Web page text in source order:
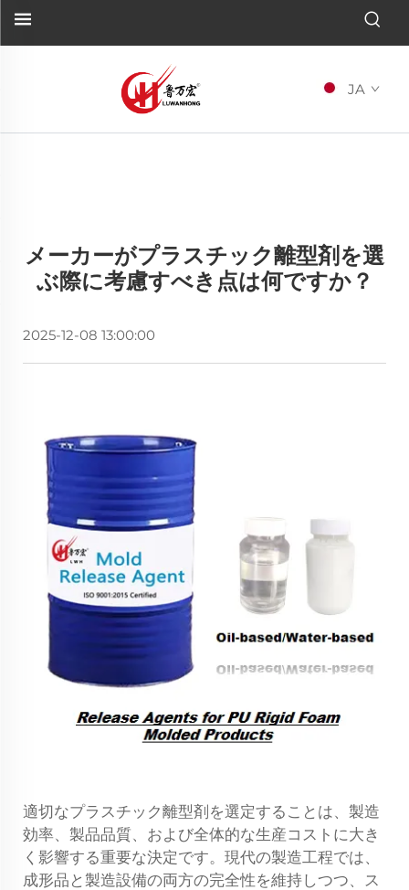
JA
メーカーがプラスチック離型剤を選
ぶ際に考慮すべき点は何ですか？
2025-12-08 13:00:00
適切なプラスチック離型剤を選定することは、製造
効率、製品品質、および全体的な生産コストに大き
く影響する重要な決定です。現代の製造工程では、
成形品と製造設備の両方の完全性を維持しつつ、ス